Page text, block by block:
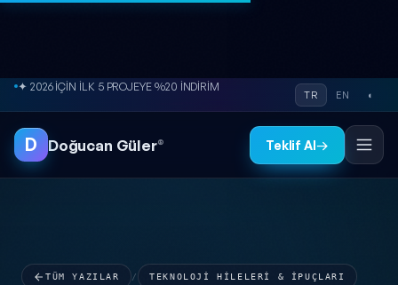
İçeriğe atla
● ÜCRETSİZ SİTE ANALİZİ
TR EN ◐
D Doğucan Güler® Teklif Al→
TÜM YAZILAR / TEKNOLOJI HILELERI & İPUÇLARI